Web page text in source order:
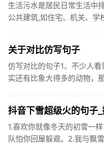
生活污水是居民日常生活中
公共建筑,如住宅、机关、学
关于对比仿写句子
仿写对比的句子1、不少人
实还有比象大得多的动物，
抖音下雪超级火的句子
1.喜欢你就像冬天的初雪一
队怕你回屋躲避。2.我与飘